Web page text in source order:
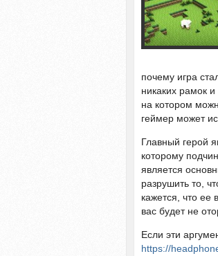
почему игра
никаких рамок
на котором
геймер может
Главный герой
которому
является
разрушить то,
кажется, что ее
вас будет не
Если эти
https://